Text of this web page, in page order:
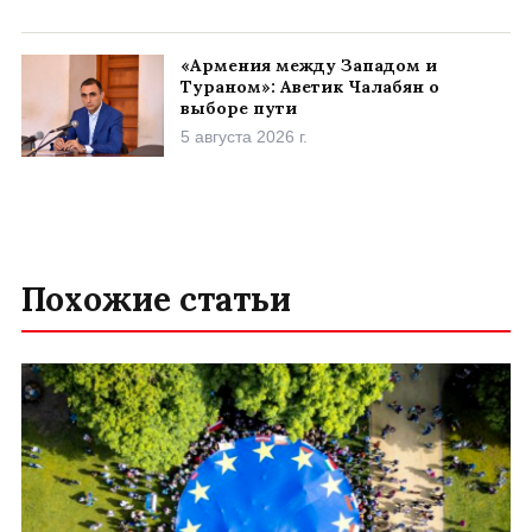
«Армения между Западом и
Тураном»: Аветик Чалабян о
выборе пути
5 августа 2026 г.
Похожие статьи